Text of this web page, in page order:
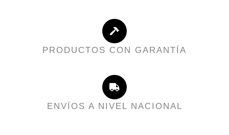
PRODUCTOS CON GARANTÍA
ENVÍOS A NIVEL NACIONAL